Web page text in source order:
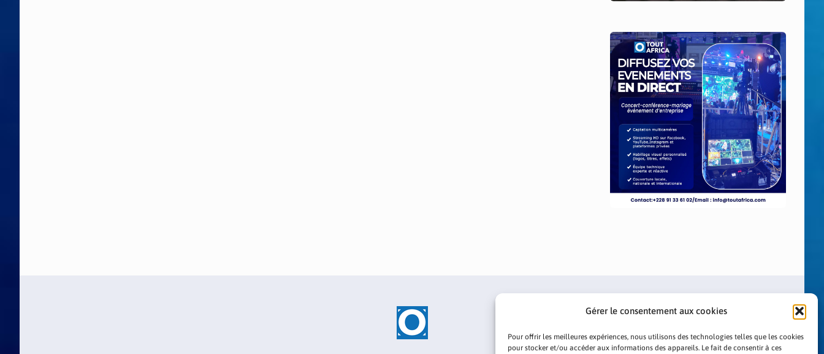
Gérer le consentement aux cookies
Pour offrir les meilleures expériences, nous utilisons des technologies telles que les cookies
pour stocker et/ou accéder aux informations des appareils. Le fait de consentir à ces